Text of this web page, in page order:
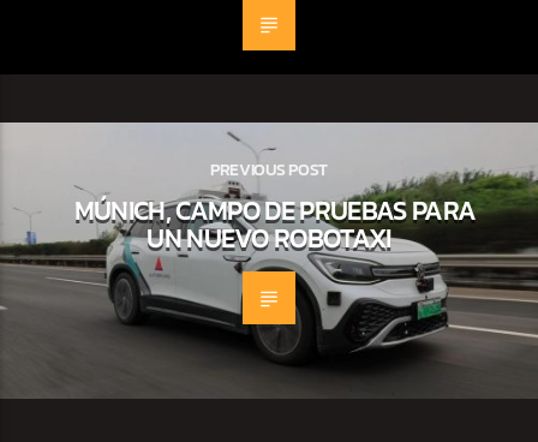
PREVIOUS POST
MÚNICH, CAMPO DE PRUEBAS PARA
UN NUEVO ROBOTAXI